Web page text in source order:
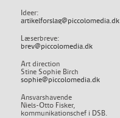
Ideer:
artikelforslag@piccolomedia.dk
Læserbreve:
brev@piccolomedia.dk
Art direction
Stine Sophie Birch
sophie@piccolomedia.dk
Ansvarshavende
Niels-Otto Fisker,
kommunikationschef i DSB.